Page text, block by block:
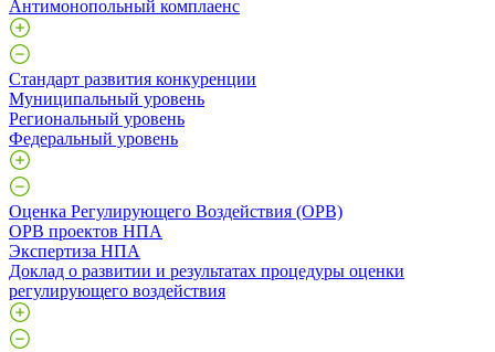
Антимонопольный комплаенс
Стандарт развития конкуренции
Муниципальный уровень
Региональный уровень
Федеральный уровень
Оценка Регулирующего Воздействия (ОРВ)
ОРВ проектов НПА
Экспертиза НПА
Доклад о развитии и результатах процедуры оценки
регулирующего воздействия